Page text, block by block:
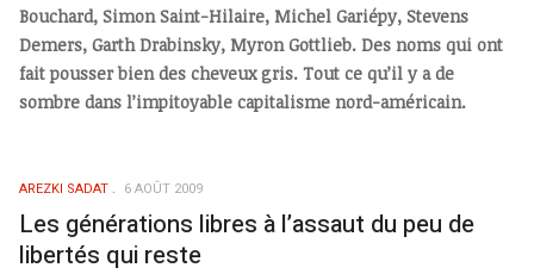
Bouchard, Simon Saint-Hilaire, Michel Gariépy, Stevens
Demers, Garth Drabinsky, Myron Gottlieb. Des noms qui ont
fait pousser bien des cheveux gris. Tout ce qu’il y a de
sombre dans l’impitoyable capitalisme nord-américain.
AREZKI SADAT 6 AOÛT 2009
Les générations libres à l’assaut du peu de
libertés qui reste